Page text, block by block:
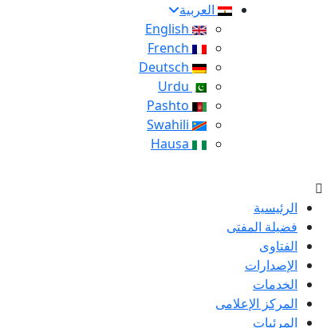
العربية
الرئيسية
فضيلة المفتى
الفتاوى
الإصدارات
الخدمات
المركز الإعلامى
المرئيات